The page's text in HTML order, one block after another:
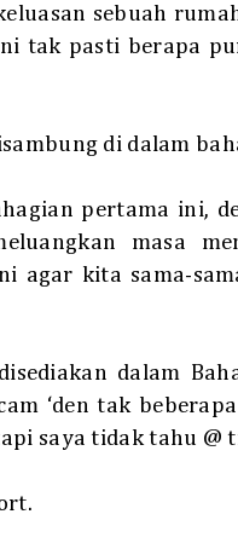
sebuah
tak pasti berapa
di dalam
pertama ini,
masa
agar kita sama-
dalam
‘den tak
saya tidak tahu @